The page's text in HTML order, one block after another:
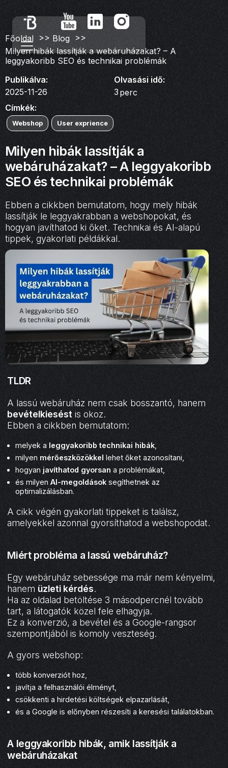
Főoldal >> Blog >>
Milyen hibák lassítják a webáruházakat? – A
leggyakoribb SEO és technikai problémák
Publikálva:
2025-11-26
Olvasási idő:
3 perc
Címkék:
Webshop User exprience
Milyen hibák lassítják a
webáruházakat? – A leggyakoribb
SEO és technikai problémák
Ebben a cikkben bemutatom, hogy mely hibák
lassítják le leggyakrabban a webshopokat, és
hogyan javíthatod ki őket. Technikai és AI-alapú
tippek, gyakorlati példákkal.
TLDR
A lassú webáruház nem csak bosszantó, hanem
bevételkiesést is okoz.
Ebben a cikkben bemutatom:
melyek a leggyakoribb technikai hibák
milyen mérőeszközökkel lehet őket azonosítani,
hogyan javíthatod gyorsan a problémákat,
és milyenAI-megoldások segíthetnek az
optimalizálásban.
A cikk végén gyakorlati tippeket is találsz,
amelyekkel azonnal gyorsíthatod a webshopodat.
Miért probléma a lassú webáruház?
Egy webáruház sebessége ma már nem kényelmi,
hanem üzleti kérdés.
Ha az oldalad betöltése 3 másodpercnél tovább
tart, a látogatók közel fele elhagyja.
Ez a konverzió, a bevétel és a Google-rangsor
szempontjából is komoly veszteség.
A gyors webshop:
több konverziót hoz,
javítja a felhasználói élményt,
csökkenti a hirdetési költségek elpazarlását,
és a Google is előnyben részesíti a keresési találatokban.
A leggyakoribb hibák, amik lassítják a
webáruházakat